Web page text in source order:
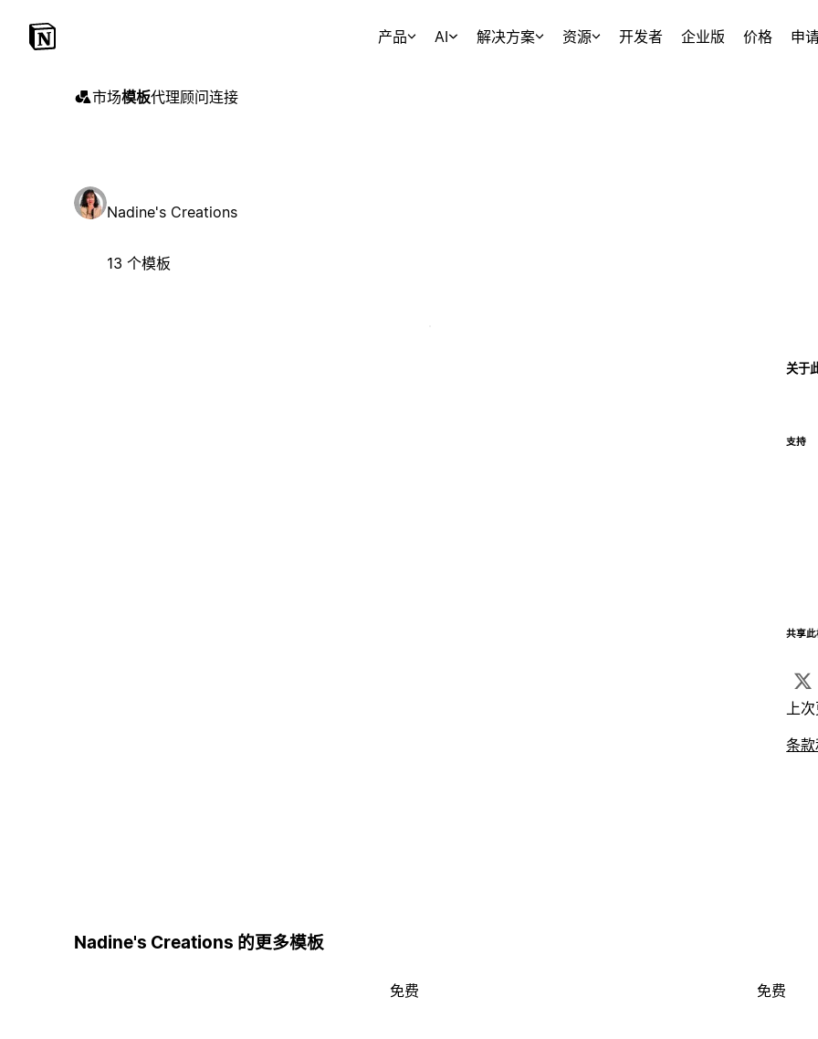
产品 AI 解决方案 资源 开发者 企业版 价格 申
市场模板代理顾问连接
Nadine's Creations
13 个模板
关于
支持
共享
上
条
Nadine's Creations 的更多模板
免费 免费